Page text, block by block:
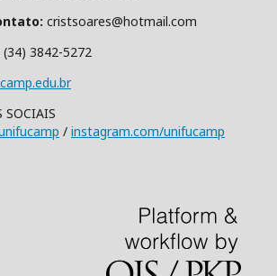
cristsoares@hotmail.com
(34) 3842-5272
SOCIAIS
/ instagram.com/unifucamp